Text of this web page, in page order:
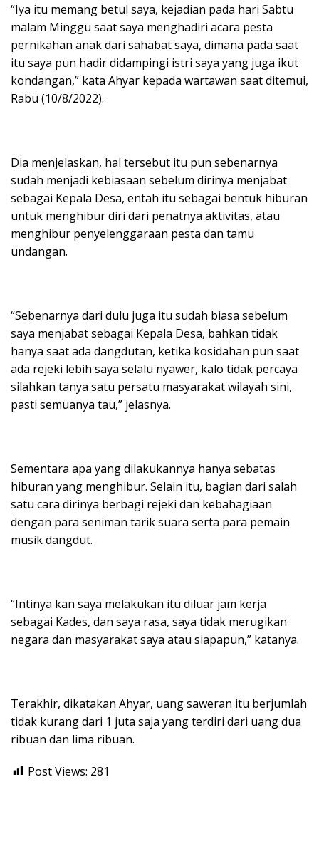
“Iya itu memang betul saya, kejadian pada hari Sabtu
malam Minggu saat saya menghadiri acara pesta
pernikahan anak dari sahabat saya, dimana pada saat
itu saya pun hadir didampingi istri saya yang juga ikut
kondangan,” kata Ahyar kepada wartawan saat ditemui,
Rabu (10/8/2022).
Dia menjelaskan, hal tersebut itu pun sebenarnya
sudah menjadi kebiasaan sebelum dirinya menjabat
sebagai Kepala Desa, entah itu sebagai bentuk hiburan
untuk menghibur diri dari penatnya aktivitas, atau
menghibur penyelenggaraan pesta dan tamu
undangan.
“Sebenarnya dari dulu juga itu sudah biasa sebelum
saya menjabat sebagai Kepala Desa, bahkan tidak
hanya saat ada dangdutan, ketika kosidahan pun saat
ada rejeki lebih saya selalu nyawer, kalo tidak percaya
silahkan tanya satu persatu masyarakat wilayah sini,
pasti semuanya tau,” jelasnya.
Sementara apa yang dilakukannya hanya sebatas
hiburan yang menghibur. Selain itu, bagian dari salah
satu cara dirinya berbagi rejeki dan kebahagiaan
dengan para seniman tarik suara serta para pemain
musik dangdut.
“Intinya kan saya melakukan itu diluar jam kerja
sebagai Kades, dan saya rasa, saya tidak merugikan
negara dan masyarakat saya atau siapapun,” katanya.
Terakhir, dikatakan Ahyar, uang saweran itu berjumlah
tidak kurang dari 1 juta saja yang terdiri dari uang dua
ribuan dan lima ribuan.
Post Views: 281